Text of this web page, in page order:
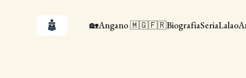
🏡Angano 🇲🇬🇫🇷BiografiaSeriaLalao